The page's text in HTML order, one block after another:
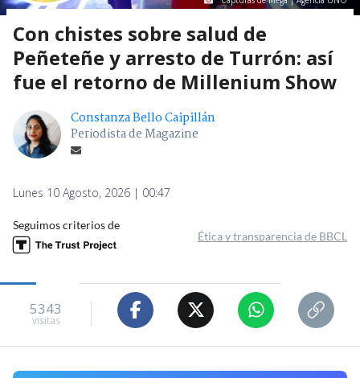
Con chistes sobre salud de
Peñeteñe y arresto de Turrón: así
fue el retorno de Millenium Show
Constanza Bello Caipillán
Periodista de Magazine
Lunes 10 Agosto, 2026 | 00:47
Seguimos criterios de
Ética y transparencia de BBCL
5343
visitas